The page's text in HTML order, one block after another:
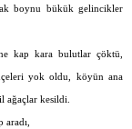
boynu bükük gelincikler
kap kara bulutlar çöktü,
yok oldu, köyün ana
ağaçlar kesildi.
aradı,